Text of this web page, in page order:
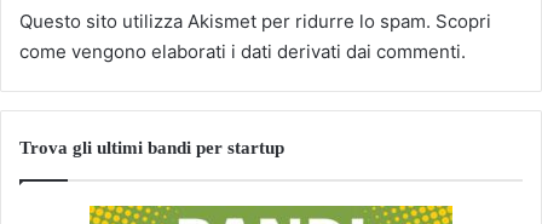
Questo sito utilizza Akismet per ridurre lo spam. Scopri
come vengono elaborati i dati derivati dai commenti.
Trova gli ultimi bandi per startup